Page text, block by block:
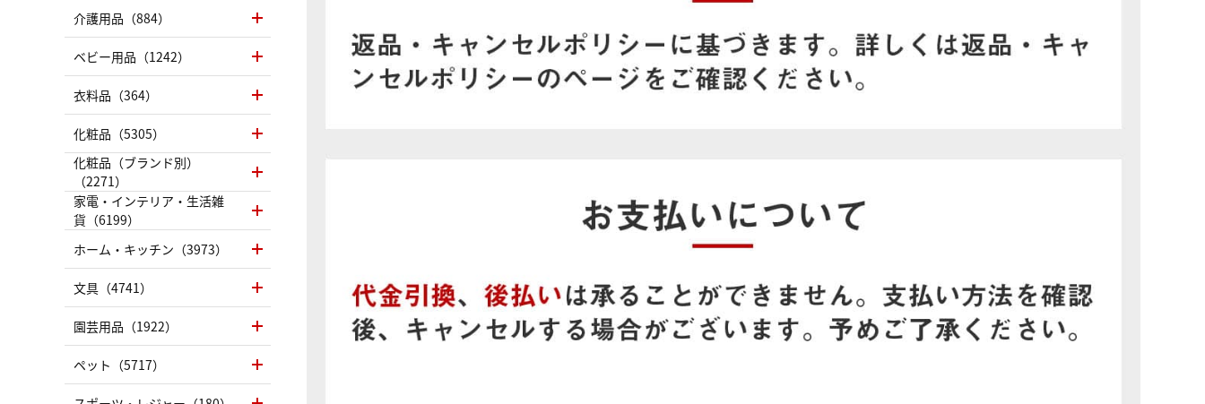
介護用品（884）
ベビー用品（1242）
衣料品（364）
化粧品（5305）
化粧品（ブランド別）
（2271）
家電・インテリア・生活雑
貨（6199）
ホーム・キッチン（3973）
文具（4741）
園芸用品（1922）
ペット（5717）